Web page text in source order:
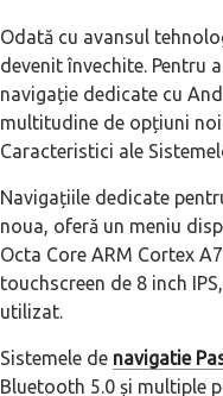
Odată cu avansul
devenit învechite. Pentru
navigație dedicate cu
multitudine de opțiuni
Caracteristici ale
Navigațiile dedicate
noua, oferă un meniu
Octa Core ARM Cortex
touchscreen de 8 inch
utilizat.
Sistemele de navigatie
Bluetooth 5.0 și multiple